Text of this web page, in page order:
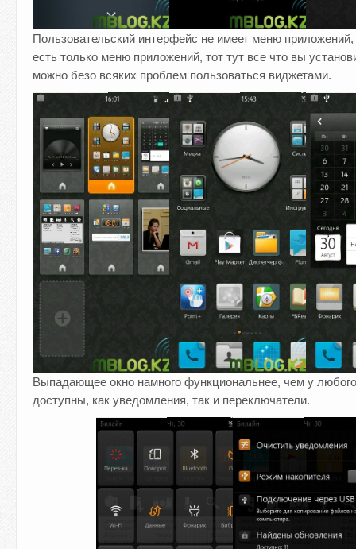
Пользовательский интерфейс не имеет меню
есть только меню приложений, тот тут все что вы
можно безо всяких проблем пользоваться виджетами.
Выпадающее окно намного функциональнее, чем у
доступны, как уведомления, так и переключатели.